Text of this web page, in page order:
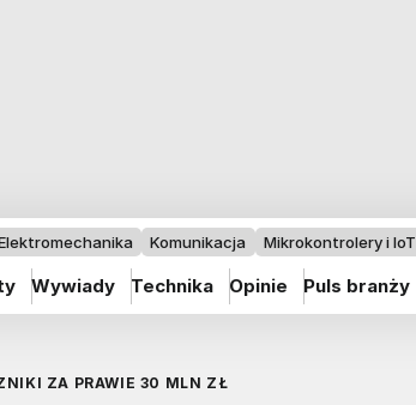
Komunikacja Mikrokontrolery i IoT
Wywiady Technika Opinie Puls branży
ZA PRAWIE 30 MLN ZŁ